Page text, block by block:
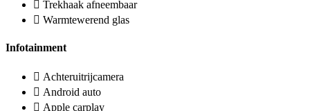
Trekhaak afneembaar
Warmtewerend glas
Infotainment
Achteruitrijcamera
Android auto
Apple carplay